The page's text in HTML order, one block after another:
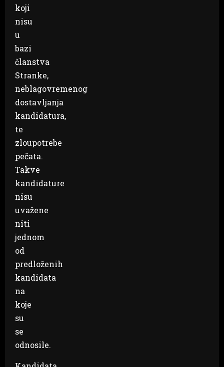
koji
nisu
u
bazi
članstva
Stranke,
neblagovremenog
dostavljanja
kandidatura,
te
zloupotrebe
pečata.
Takve
kandidature
nisu
uvažene
niti
jednom
od
predloženih
kandidata
na
koje
su
se
odnosile.